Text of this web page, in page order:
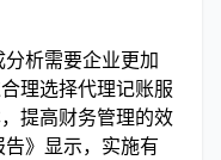
析需要企业更加
理选择代理记账服
提高财务管理的效
》显示，实施有